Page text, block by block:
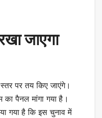
जाएगा
पर तय किए जाएंगे।
का पैनल मांगा गया है।
गया है कि इस चुनाव में